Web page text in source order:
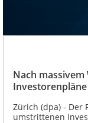
Nach
Zürich (dpa) - Der
umstrittenen